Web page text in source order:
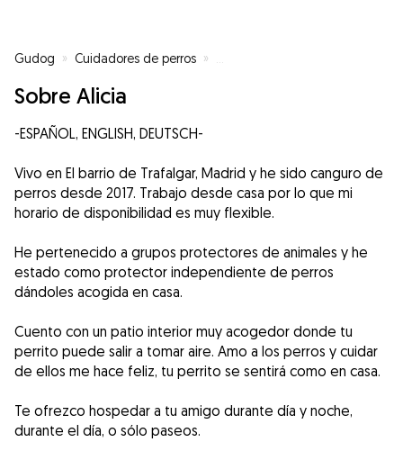
Gudog » Cuidadores de perros »
Sobre Alicia
-ESPAÑOL, ENGLISH, DEUTSCH-
Vivo en El barrio de Trafalgar, Madrid y he sido canguro de
perros desde 2017. Trabajo desde casa por lo que mi
horario de disponibilidad es muy flexible.
He pertenecido a grupos protectores de animales y he
estado como protector independiente de perros
dándoles acogida en casa.
Cuento con un patio interior muy acogedor donde tu
perrito puede salir a tomar aire. Amo a los perros y cuidar
de ellos me hace feliz, tu perrito se sentirá como en casa.
Te ofrezco hospedar a tu amigo durante día y noche,
durante el día, o sólo paseos.